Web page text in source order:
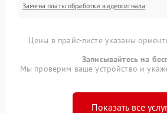
Замена платы обработки видеосигнала
Цены в прайс-листе указаны
Записывайтесь на
Мы проверим ваше устройство и
Показать все